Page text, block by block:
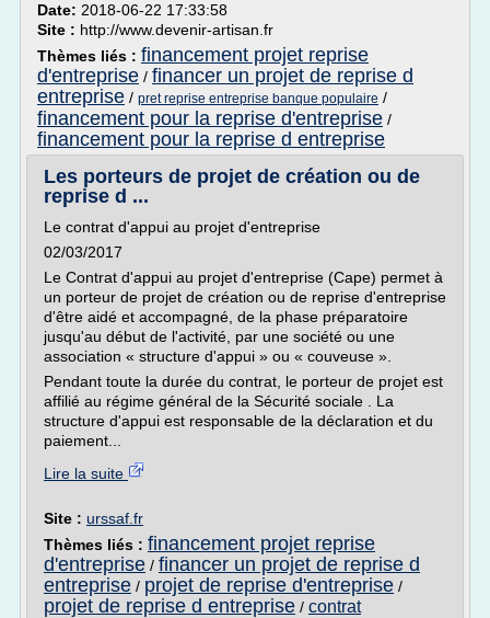
Date: 2018-06-22 17:33:58
Site : http://www.devenir-artisan.fr
Thèmes liés : financement projet reprise
d'entreprise / financer un projet de reprise d
entreprise / pret reprise entreprise banque populaire /
financement pour la reprise d'entreprise /
financement pour la reprise d entreprise
Les porteurs de projet de création ou de
reprise d ...
Le contrat d'appui au projet d'entreprise
02/03/2017
Le Contrat d'appui au projet d'entreprise (Cape) permet à
un porteur de projet de création ou de reprise d'entreprise
d'être aidé et accompagné, de la phase préparatoire
jusqu'au début de l'activité, par une société ou une
association « structure d'appui » ou « couveuse ».
Pendant toute la durée du contrat, le porteur de projet est
affilié au régime général de la Sécurité sociale . La
structure d'appui est responsable de la déclaration et du
paiement...
Lire la suite
Site : urssaf.fr
Thèmes liés : financement projet reprise
d'entreprise / financer un projet de reprise d
entreprise / projet de reprise d'entreprise /
projet de reprise d entreprise / contrat